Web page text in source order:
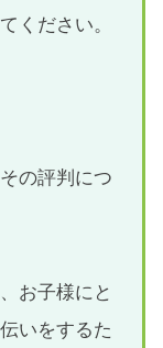
ください。
の評判につ
お子様にと
いをするた